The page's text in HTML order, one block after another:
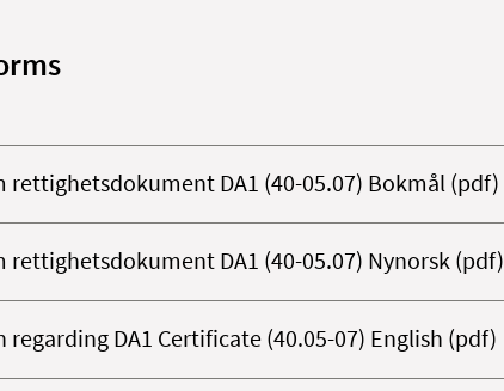
rettighetsdokument DA1 (40-05.07) Bokmål (pdf)
rettighetsdokument DA1 (40-05.07) Nynorsk (pdf)
regarding DA1 Certificate (40.05-07) English (pdf)